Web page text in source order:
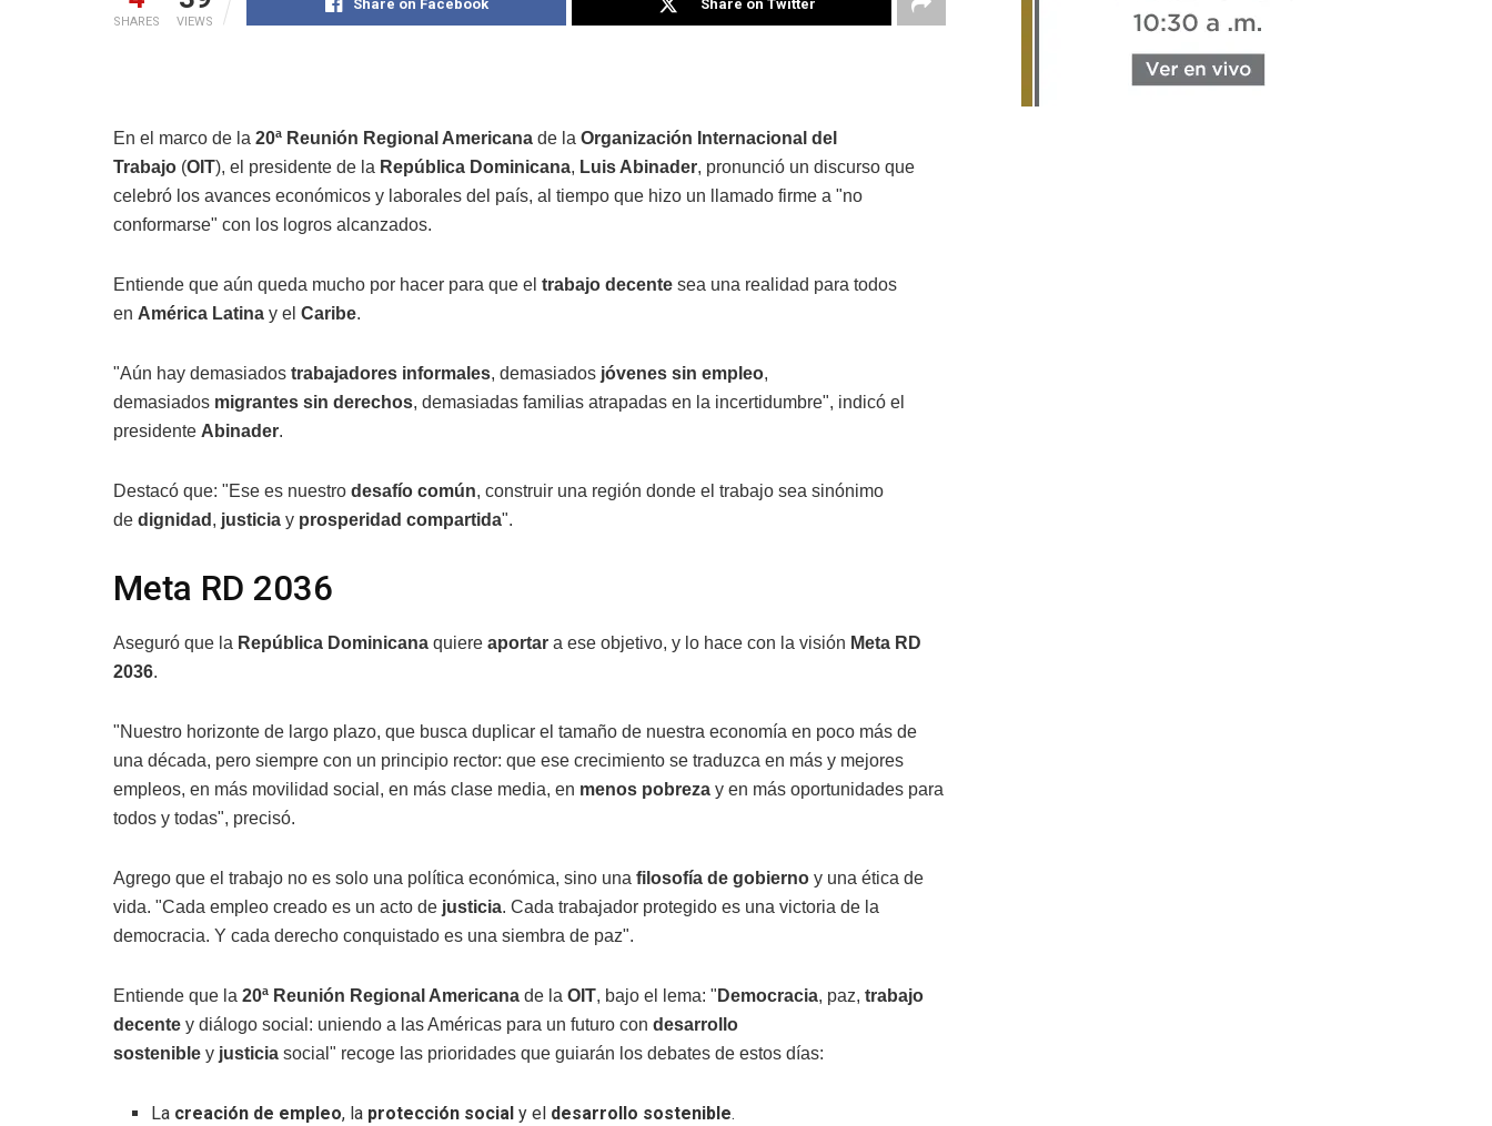
SHARES VIEWS
Share on Facebook Share on Twitter
En el marco de la 20ª Reunión Regional Americana de la Organización Internacional del
Trabajo (OIT), el presidente de la República Dominicana, Luis Abinader, pronunció un discurso que
celebró los avances económicos y laborales del país, al tiempo que hizo un llamado firme a "no
conformarse" con los logros alcanzados.
Entiende que aún queda mucho por hacer para que el trabajo decente sea una realidad para todos
en América Latina y el Caribe.
"Aún hay demasiados trabajadores informales, demasiados jóvenes sin empleo,
demasiados migrantes sin derechos, demasiadas familias atrapadas en la incertidumbre", indicó el
presidente Abinader.
Destacó que: "Ese es nuestro desafío común, construir una región donde el trabajo sea sinónimo
de dignidad , justicia y prosperidad compartida".
Meta RD 2036
Aseguró que la República Dominicana quiere aportar a ese objetivo, y lo hace con la visión Meta RD
2036.
"Nuestro horizonte de largo plazo, que busca duplicar el tamaño de nuestra economía en poco más de
una década, pero siempre con un principio rector: que ese crecimiento se traduzca en más y mejores
empleos, en más movilidad social, en más clase media, en menos pobreza y en más oportunidades para
todos y todas", precisó.
Agrego que el trabajo no es solo una política económica, sino una filosofía de gobierno y una ética de
vida. "Cada empleo creado es un acto de justicia. Cada trabajador protegido es una victoria de la
democracia. Y cada derecho conquistado es una siembra de paz".
Entiende que la 20ª Reunión Regional Americana de la OIT, bajo el lema: " Democracia, paz, trabajo
decente y diálogo social: uniendo a las Américas para un futuro con desarrollo
sostenible y justicia social" recoge las prioridades que guiarán los debates de estos días:
La creación de empleo, la protección social y el desarrollo sostenible.